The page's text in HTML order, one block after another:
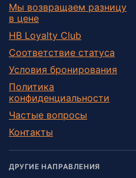
Мы возвращаем разницу
в цене
HB Loyalty Club
Соответствие статуса
Условия бронирования
Политика
конфиденциальности
Частые вопросы
Контакты
ДРУГИЕ НАПРАВЛЕНИЯ